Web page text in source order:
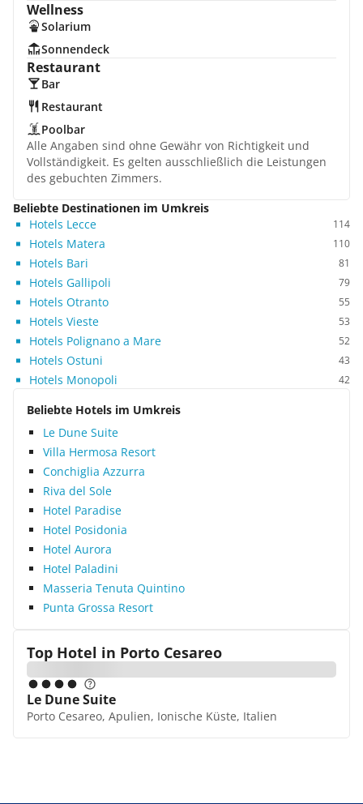
Wellness
Solarium
Sonnendeck
Restaurant
Bar
Restaurant
Poolbar
Alle Angaben sind ohne Gewähr von Richtigkeit und
Vollständigkeit. Es gelten ausschließlich die Leistungen
des gebuchten Zimmers.
Beliebte Destinationen im Umkreis
Hotels Lecce
114
Hotels Matera 110
Hotels Bari 81
Hotels Gallipoli 79
Hotels Otranto 55
Hotels Vieste 53
Hotels Polignano a Mare 52
Hotels Ostuni 43
Hotels Monopoli 42
Beliebte Hotels im Umkreis
Le Dune Suite
Villa Hermosa Resort
Conchiglia Azzurra
Riva del Sole
Hotel Paradise
Hotel Posidonia
Hotel Aurora
Hotel Paladini
Masseria Tenuta Quintino
Punta Grossa Resort
Top Hotel in Porto Cesareo
Le Dune Suite
Porto Cesareo, Apulien, Ionische Küste, Italien